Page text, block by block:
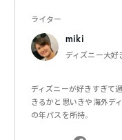
ライター
miki
ディズニー大好
ディズニーが好きすぎて
きるかと思いきや海外デ
の年パスを所持。